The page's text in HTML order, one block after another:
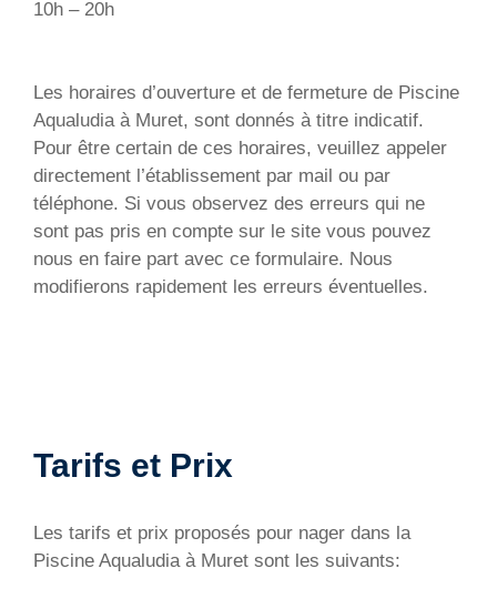
10h – 20h
Les horaires d’ouverture et de fermeture de Piscine
Aqualudia à Muret, sont donnés à titre indicatif.
Pour être certain de ces horaires, veuillez appeler
directement l’établissement par mail ou par
téléphone. Si vous observez des erreurs qui ne
sont pas pris en compte sur le site vous pouvez
nous en faire part avec ce formulaire. Nous
modifierons rapidement les erreurs éventuelles.
Tarifs et Prix
Les tarifs et prix proposés pour nager dans la
Piscine Aqualudia à Muret sont les suivants: